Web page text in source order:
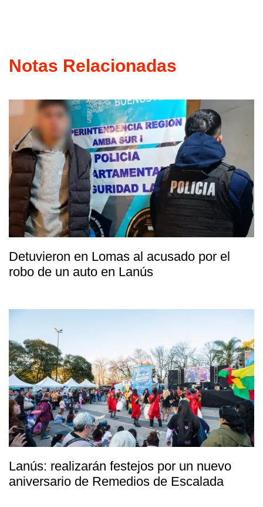
Notas Relacionadas
Detuvieron en Lomas al acusado por el
robo de un auto en Lanús
Lanús: realizarán festejos por un nuevo
aniversario de Remedios de Escalada